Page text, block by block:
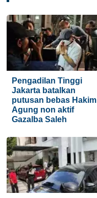
Pengadilan Tinggi
Jakarta batalkan
putusan bebas Hakim
Agung non aktif
Gazalba Saleh